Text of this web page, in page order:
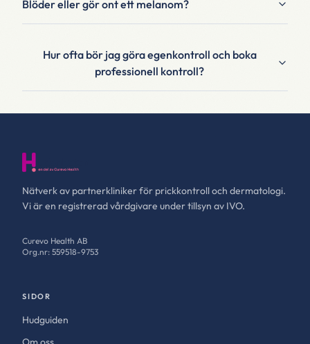
Blöder eller gör ont ett melanom?
Hur ofta bör jag göra egenkontroll och boka
professionell kontroll?
Nätverk av partnerkliniker för prickkontroll och dermatologi.
Vi är en registrerad vårdgivare under tillsyn av IVO.
Curevo Health AB
Org.nr: 559518-9753
SIDOR
Hudguiden